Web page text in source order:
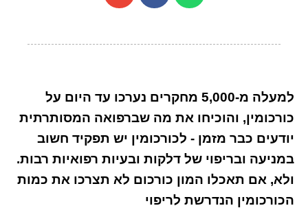
למעלה מ-5,000 מחקרים נערכו עד היום על
כורכומין, והוכיחו את מה שברפואה המסותרתית
יודעים כבר מזמן - לכורכומין יש תפקיד חשוב
במניעה ובריפוי של דלקות ובעיות רפואיות רבות.
ולא, אם תאכלו המון כורכום לא תצרכו את כמות
הכורכומין הנדרשת לריפוי